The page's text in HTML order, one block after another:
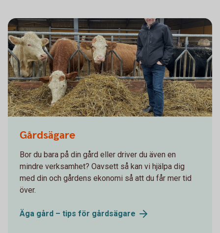
Gårdsägare
Bor du bara på din gård eller driver du även en
mindre verksamhet? Oavsett så kan vi hjälpa dig
med din och gårdens ekonomi så att du får mer tid
över.
Äga gård – tips för gårdsägare